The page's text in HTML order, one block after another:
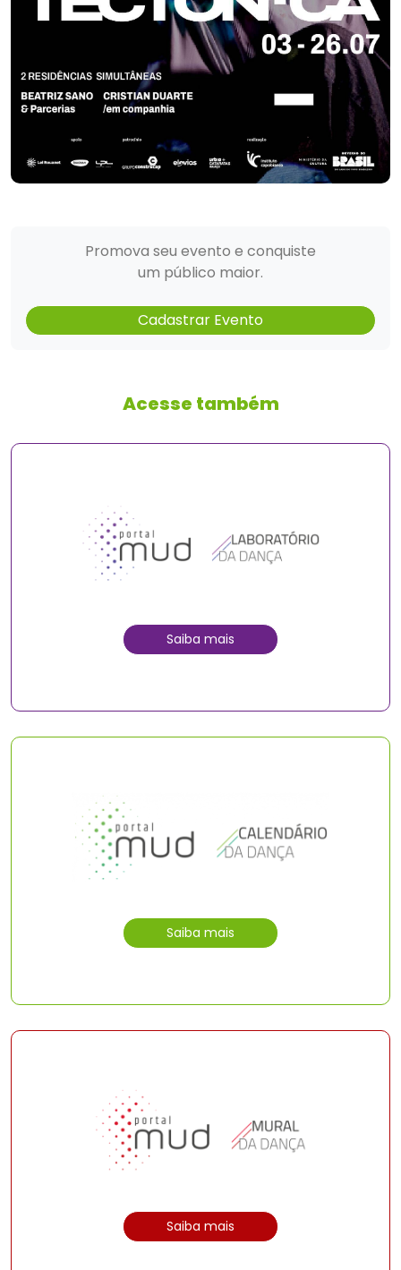
Promova seu evento e conquiste
um público maior.
Cadastrar Evento
Acesse também
Saiba mais
Saiba mais
Saiba mais